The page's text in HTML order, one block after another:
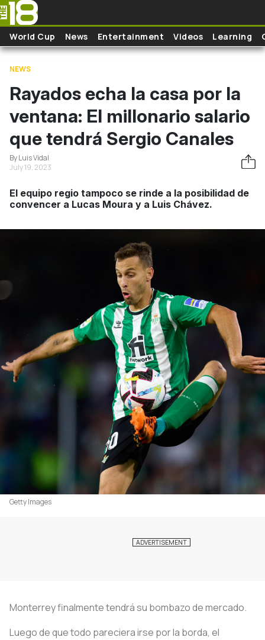
Skip to main content
World Cup News Entertainment Videos Learning
NEWS
Rayados echa la casa por la
ventana: El millonario salario
que tendrá Sergio Canales
By Luis Vidal
July 19, 2023
El equipo regio tampoco se rinde a la posibilidad de
convencer a Lucas Moura y a Luis Chávez.
Getty Images
Monterrey finalmente tendrá su bombazo de mercado.
Luego de que todo pareciera irse por la borda, el